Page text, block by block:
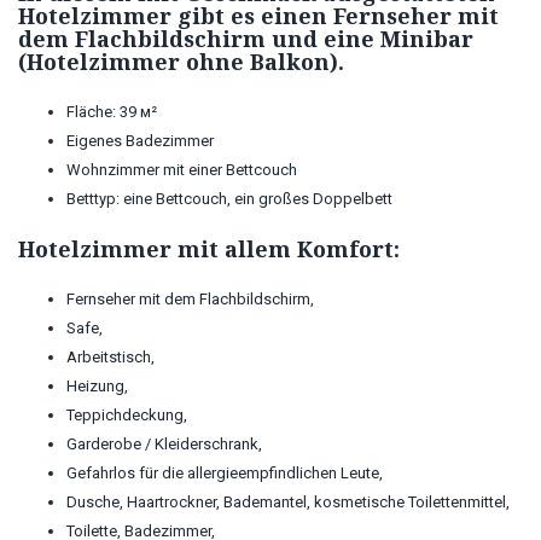
Hotelzimmer gibt es einen Fernseher mit
dem Flachbildschirm und eine Minibar
(Hotelzimmer ohne Balkon).
Fläche: 39 м²
Eigenes Badezimmer
Wohnzimmer mit einer Bettcouch
Betttyp: eine Bettcouch, ein großes Doppelbett
Hotelzimmer mit allem Komfort:
Fernseher mit dem Flachbildschirm,
Safe,
Arbeitstisch,
Heizung,
Teppichdeckung,
Garderobe / Kleiderschrank,
Gefahrlos für die allergieempfindlichen Leute,
Dusche, Haartrockner, Bademantel, kosmetische Toilettenmittel,
Toilette, Badezimmer,